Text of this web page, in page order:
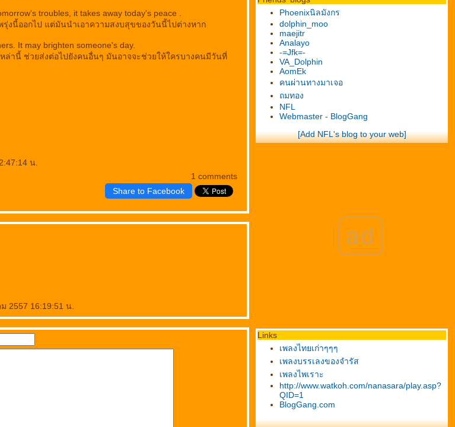
troubles, it takes away today's peace .
งนี้ออกไป แต่มันนำเอาความสงบสุขของวันนี้ไปต่างหาก
It may brighten someone's day.
ล่านี้ ช่วยส่งต่อไปยังคนอื่นๆ มันอาจจะช่วยให้ใครบางคนมีวันที่
1 comments
น.
Share to Facebook
2557 16:19:51 น.
Phoenixนิลมังกร
dolphin_moo
maejitr
Analayo
-=Jfk=-
VA_Dolphin
AomEk
คนผ่านทางมาเจอ
ถมทอง
NFL
Webmaster - BlogGang
[Add NFL's blog to your web]
ad
Links
เพลงไทยเก่าๆๆๆ
เพลงบรรเลงของจำรัส
เพลงไพเราะ
http://www.watkoh.com/nanasara/play.asp?
QID=1
BlogGang.com